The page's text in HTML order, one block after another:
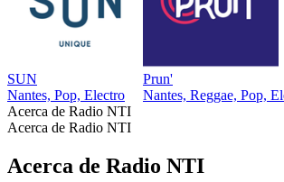
SUN
Nantes, Pop, Electro
Prun'
Nantes, Reggae, Pop,
Acerca de Radio NTI
Acerca de Radio NTI
Acerca de Radio NTI